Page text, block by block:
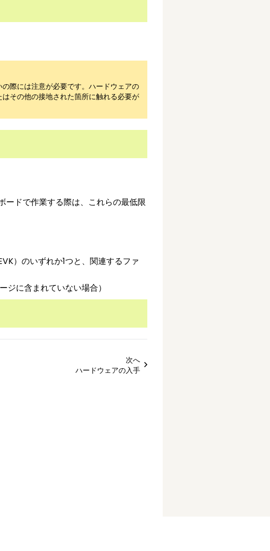
際には注意が必要です。ハードウェアの
その他の接地された箇所に触れる必要が
ードで作業する際は、これらの最低限
）のいずれか1つと、関連するファ
ジに含まれていない場合）
次へ
ハードウェアの入手